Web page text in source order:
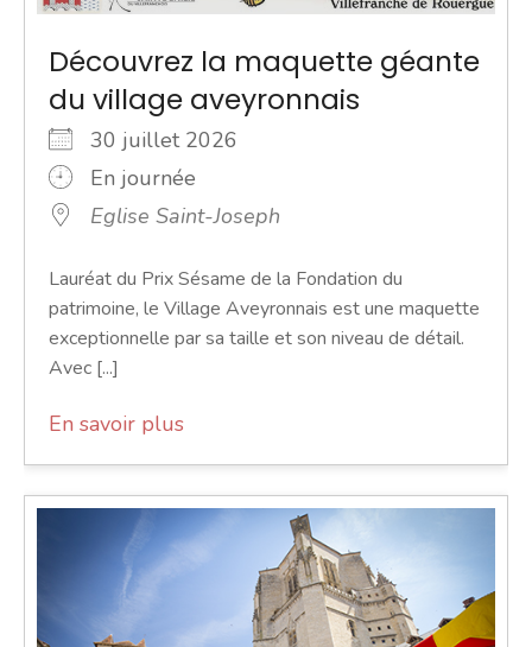
Découvrez la maquette géante
du village aveyronnais
30 juillet 2026
En journée
Eglise Saint-Joseph
Lauréat du Prix Sésame de la Fondation du
patrimoine, le Village Aveyronnais est une maquette
exceptionnelle par sa taille et son niveau de détail.
Avec [...]
En savoir plus